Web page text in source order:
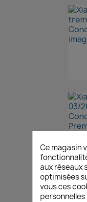
Ce magasin
aux réseaux
optimisées
vous ces
personnelles